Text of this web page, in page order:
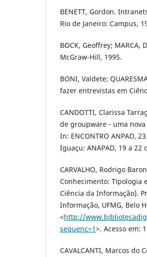
BENETT, Gordon.
Rio de Janeiro: Campus,
BOCK, Geoffrey;
McGraw-Hill, 1995.
BONI, Valdete;
fazer entrevistas em
CANDOTTI, Clarissa
de groupware - uma
In: ENCONTRO ANPAD,
Iguaçu: ANAPAD, 19 a 22
CARVALHO, Rodrigo
Conhecimento: Tipologia
Ciência da Informação).
Informação, UFMG, Belo
<http://
sequenc=1>. Acesso em:
CAVALCANTI, Marcos do